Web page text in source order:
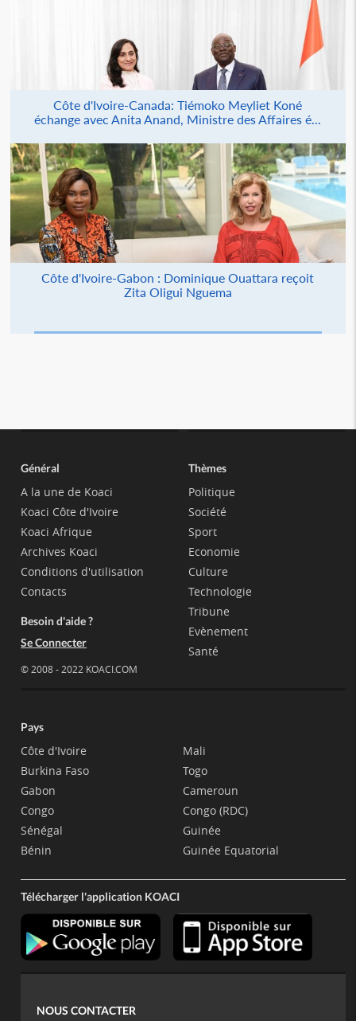
Côte d'Ivoire-Canada: Tiémoko Meyliet Koné
échange avec Anita Anand, Ministre des Affaires é...
Côte d'Ivoire-Gabon : Dominique Ouattara reçoit
Zita Oligui Nguema
Général
A la une de Koaci
Koaci Côte d'Ivoire
Koaci Afrique
Archives Koaci
Conditions d'utilisation
Contacts
Besoin d'aide ?
Se Connecter
© 2008 - 2022 KOACI.COM
Thèmes
Politique
Société
Sport
Economie
Culture
Technologie
Tribune
Evènement
Santé
Pays
Côte d'Ivoire
Burkina Faso
Gabon
Congo
Sénégal
Bénin
Mali
Togo
Cameroun
Congo (RDC)
Guinée
Guinée Equatorial
Télécharger l'application KOACI
NOUS CONTACTER